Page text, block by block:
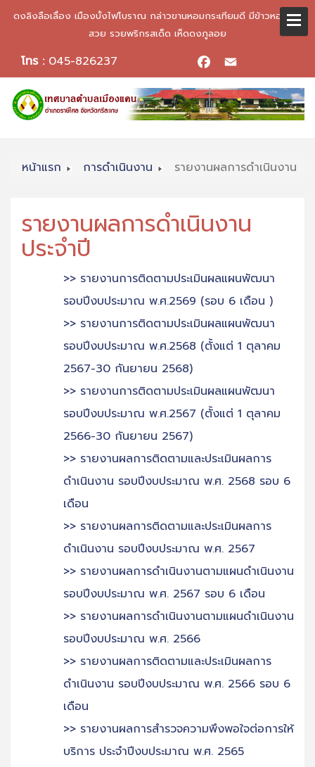
ดงลิงลือเลื่อง เมืองบั้งไฟโบราณ กล่าวขานหอมกระเทียมดี มีข้าวหอมมะลิ
สวย รวยพริกรสเด็ด เห็ดดงภูลอย
โทร : 045-826237
Facebook
Email
หน้าแรก การดำเนินงาน รายงานผลการดำเนินงาน
รายงานผลการดำเนินงาน
ประจำปี
>> รายงานการติดตามประเมินผลแผนพัฒนา
รอบปีงบประมาณ พ.ศ.2569 (รอบ 6 เดือน )
>> รายงานการติดตามประเมินผลแผนพัฒนา
รอบปีงบประมาณ พ.ศ.2568 (ตั้งแต่ 1 ตุลาคม
2567-30 กันยายน 2568)
>> รายงานการติดตามประเมินผลแผนพัฒนา
รอบปีงบประมาณ พ.ศ.2567 (ตั้งแต่ 1 ตุลาคม
2566-30 กันยายน 2567)
>> รายงานผลการติดตามและประเมินผลการ
ดำเนินงาน รอบปีงบประมาณ พ.ศ. 2568 รอบ 6
เดือน
>> รายงานผลการติดตามและประเมินผลการ
ดำเนินงาน รอบปีงบประมาณ พ.ศ. 2567
>> รายงานผลการดำเนินงานตามแผนดำเนินงาน
รอบปีงบประมาณ พ.ศ. 2567 รอบ 6 เดือน
>> รายงานผลการดำเนินงานตามแผนดำเนินงาน
รอบปีงบประมาณ พ.ศ. 2566
>> รายงานผลการติดตามและประเมินผลการ
ดำเนินงาน รอบปีงบประมาณ พ.ศ. 2566 รอบ 6
เดือน
>> รายงานผลการสำรวจความพึงพอใจต่อการให้
บริการ ประจำปีงบประมาณ พ.ศ. 2565